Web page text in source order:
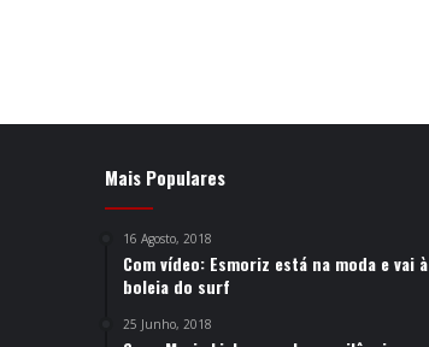
Mais Populares
16 Agosto, 2018
Com vídeo: Esmoriz está na moda e vai à
boleia do surf
25 Junho, 2018